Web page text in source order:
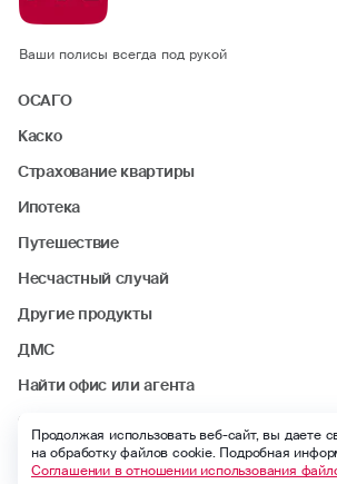
Ваши полисы всегда под рукой
ОСАГО
Каско
Страхование квартиры
Ипотека
Путешествие
Несчастный случай
Другие продукты
ДМС
Найти офис или агента
Статьи
Стать агентом
Продолжая использовать веб-сайт, вы даете
на обработку файлов cookie. Подробная
Соглашении в отношении использования